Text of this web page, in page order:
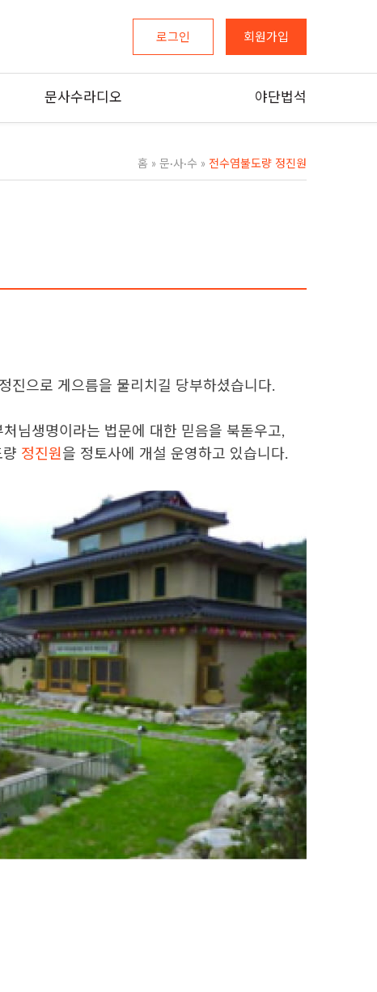
로그인 회원가입
문사수라디오 야단법석
홈 » 문·사·수 » 전수염불도량 정진원
진으로 게으름을 물리치길 당부하셨습니다.
님생명이라는 법문에 대한 믿음을 북돋우고,
량 정진원을 정토사에 개설 운영하고 있습니다.